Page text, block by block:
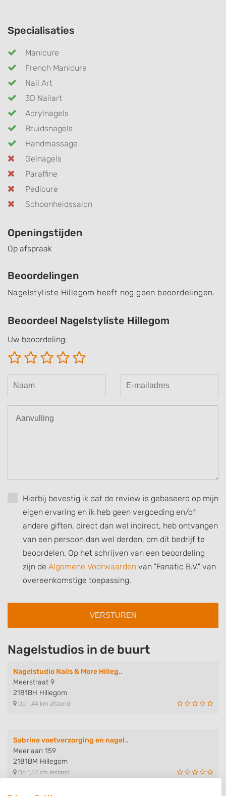
Specialisaties
Manicure
French Manicure
Nail Art
3D Nailart
Acrylnagels
Bruidsnagels
Handmassage
Gelnagels
Paraffine
Pedicure
Schoonheidssalon
Openingstijden
Op afspraak
Beoordelingen
Nagelstyliste Hillegom heeft nog geen beoordelingen.
Beoordeel Nagelstyliste Hillegom
Uw beoordeling:
Hierbij bevestig ik dat de review is gebaseerd op mijn
eigen ervaring en ik heb geen vergoeding en/of
andere giften, direct dan wel indirect, heb ontvangen
van een persoon dan wel derden, om dit bedrijf te
beoordelen. Op het schrijven van een beoordeling
zijn de Algemene Voorwaarden van "Fanatic B.V." van
overeenkomstige toepassing.
Nagelstudios in de buurt
Nagelstudio Nails & More Hilleg..
Meerstraat 9
2181BH Hillegom
Op 1,44 km afstand
Sabrine voetverzorging en nagel..
Meerlaan 159
2181BM Hillegom
Op 1,57 km afstand